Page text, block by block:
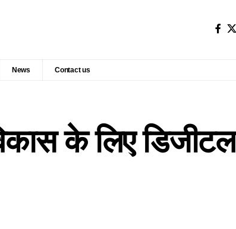
News Contact us
के लिए